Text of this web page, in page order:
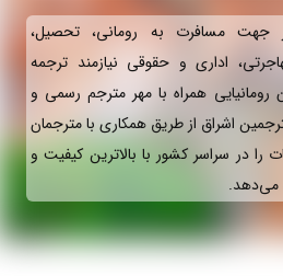
جهت مسافرت به رومانی، تحصیل،
اداری و حقوقی نیازمند ترجمه
همراه با مهر مترجم رسمی و
اشراق از طریق همکاری با مترجمان
را در سراسر کشور با بالاترین کیفیت و
می‌دهد.